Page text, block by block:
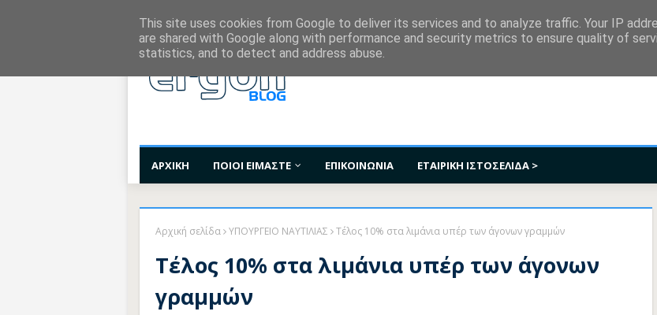
ΑΡΧΙΚΗ ΠΟΙΟΙ ΕΙΜΑΣΤΕ ΕΠΙΚΟΙΝΩΝΙΑ ΕΤΑΙΡΙΚΗ ΙΣΤΟΣΕΛΙΔΑ >
Αρχική σελίδα ΥΠΟΥΡΓΕΙΟ ΝΑΥΤΙΛΙΑΣ Τέλος 10% στα λιμάνια υπέρ των άγονων γραμμών
Τέλος 10% στα λιμάνια υπέρ των άγονων
γραμμών
This site uses cookies from Google to deliver its services and to analyze traffic. Your IP
are shared with Google along with performance and security metrics to ensure quality of
statistics, and to detect and address abuse.